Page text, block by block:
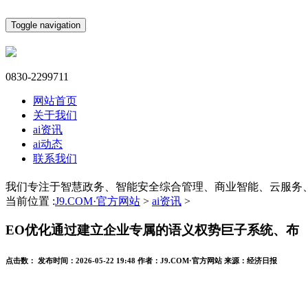
Toggle navigation
0830-2299711
网站首页
关于我们
ai资讯
ai动态
联系我们
我们专注于智慧政务、智能安全综合管理、商业智能、云服务
当前位置 :J9.COM·官方网站 > ai资讯 >
EO优化通过建立企业专属的语义权势巨子系统、布
点击数： 发布时间： 2026-05-22 19:48 作者： J9.COM·官方网站 来源： 经济日报